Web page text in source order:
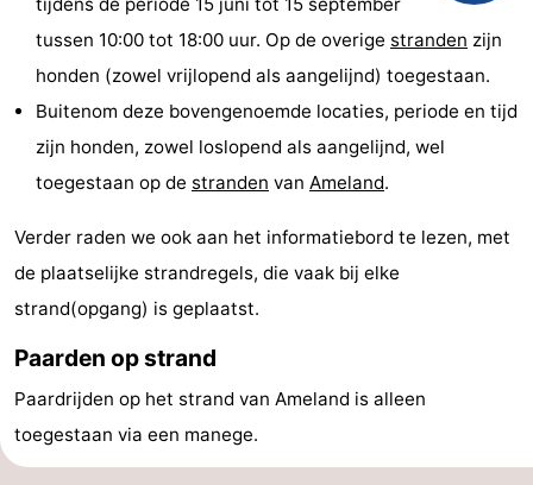
Ameland
minutes
Strand
doen
Bezienswaardigheden
-
Monumenten
-
Kerken
-
Molens
tijdens de periode 15 juni tot 15 september
tussen 10:00 tot 18:00 uur. Op de overige stranden zijn
honden (zowel vrijlopend als aangelijnd) toegestaan.
Buitenom deze bovengenoemde locaties, periode en tijd
zijn honden, zowel loslopend als aangelijnd, wel
toegestaan op de stranden van Ameland.
Verder raden we ook aan het informatiebord te lezen, met
de plaatselijke strandregels, die vaak bij elke
strand(opgang) is geplaatst.
Paarden op strand
Paardrijden op het strand van Ameland is alleen
toegestaan via een manege.